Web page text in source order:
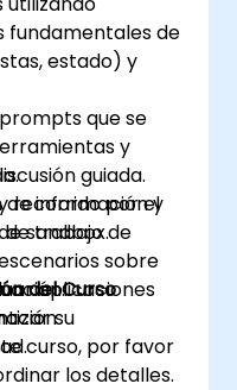
fundamentales de
estado) y
que se
y
información y
de trabajo de
aplicaciones
su
guiada.
recorrido por el
sandbox.
sobre
del Curso
curso, por favor
los detalles.